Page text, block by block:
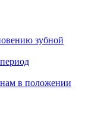
зубной
в положении